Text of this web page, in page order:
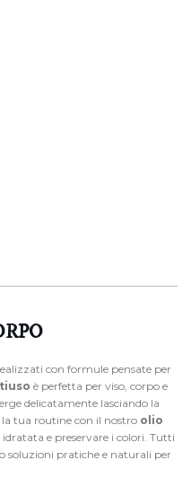
con formule pensate per
è perfetta per viso, corpo e
delicatamente lasciando la
tua routine con il nostro olio
e preservare i colori. Tutti
soluzioni pratiche e naturali per